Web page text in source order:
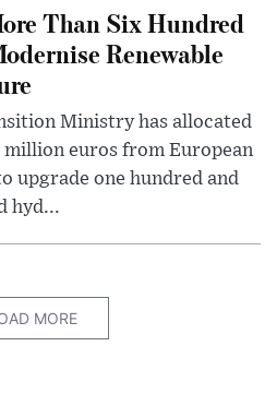
Than Six Hundred
Renewable
Ministry has allocated
euros from European
upgrade one hundred and
hyd...
MORE